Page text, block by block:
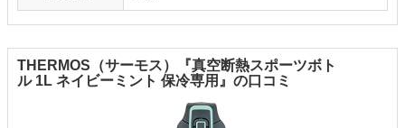
THERMOS（サーモス）『真空断熱スポーツボト
ル 1L ネイビーミント 保冷専用』の口コミ